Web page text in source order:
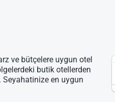
ve bütçelere uygun otel
butik otellerden
en uygun